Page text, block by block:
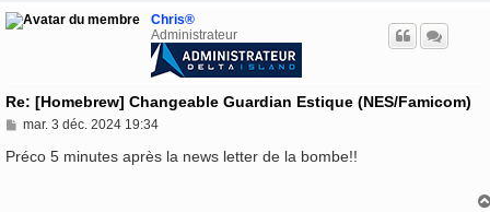
Chris®
Administrateur
Re: [Homebrew] Changeable Guardian Estique (NES/Famicom)
M
s
mar. 3 déc. 2024 19:34
Préco 5 minutes après la news letter de la bombe!!